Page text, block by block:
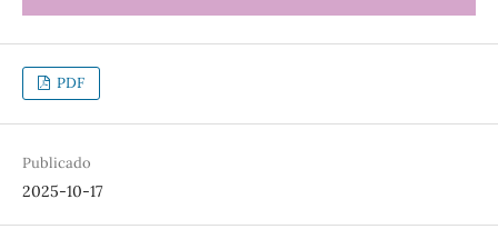
PDF
Publicado
2025-10-17